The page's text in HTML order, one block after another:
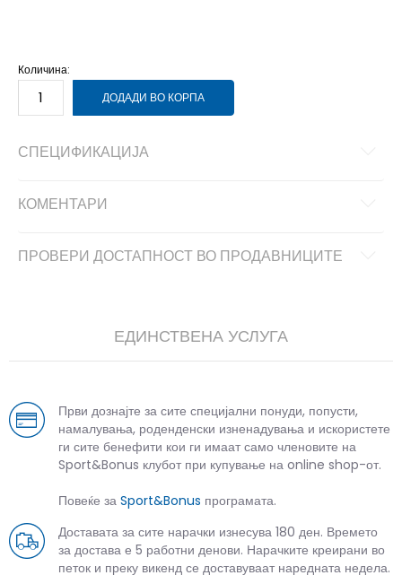
Количина:
ДОДАДИ ВО КОРПА
СПЕЦИФИКАЦИЈА
КОМЕНТАРИ
ПРОВЕРИ ДОСТАПНОСТ ВО ПРОДАВНИЦИТЕ
ЕДИНСТВЕНА УСЛУГА
Први дознајте за сите специјални понуди, попусти,
намалувања, роденденски изненадувања и искористете
ги сите бенефити кои ги имаат само членовите на
Sport&Bonus клубот при купување на online shop-от.
Повеќе за Sport&Bonus програмата.
Доставата за сите нарачки изнесува 180 ден. Времето
за достава е 5 работни денови. Нарачките креирани во
петок и преку викенд се доставуваат наредната недела.